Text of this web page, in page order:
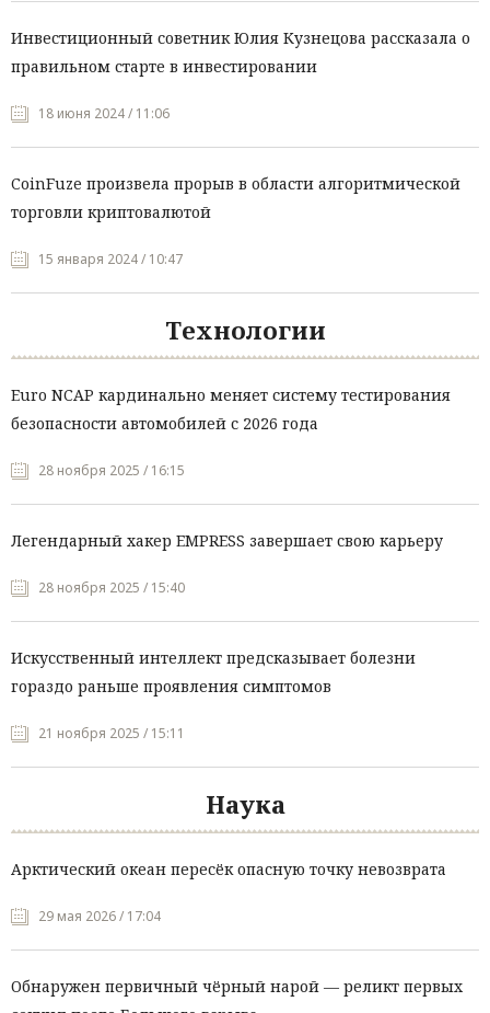
Инвестиционный советник Юлия Кузнецова рассказала о
правильном старте в инвестировании
18 июня 2024 / 11:06
CoinFuze произвела прорыв в области алгоритмической
торговли криптовалютой
15 января 2024 / 10:47
Технологии
Euro NCAP кардинально меняет систему тестирования
безопасности автомобилей с 2026 года
28 ноября 2025 / 16:15
Легендарный хакер EMPRESS завершает свою карьеру
28 ноября 2025 / 15:40
Искусственный интеллект предсказывает болезни
гораздо раньше проявления симптомов
21 ноября 2025 / 15:11
Наука
Арктический океан пересёк опасную точку невозврата
29 мая 2026 / 17:04
Обнаружен первичный чёрный нарой — реликт первых